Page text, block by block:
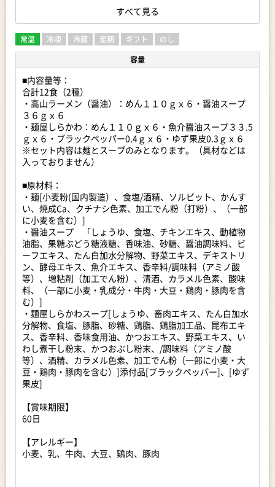
高山めん本舗の醤油ラーメンとミシュランも認めた人気店麺屋
しらかわのセットです
高山めん本舗の創業以来変わらず愛され続けている醤油ラーメ
ンとミシュランも認めた高山の大人気店麺屋しらかわのオリジ
ナル製品をセットにしました。
高山めん本舗の醤油ラーメンは、飽きのこない懐かしさがしみ
てくる素朴で深い味わいです。麺屋しらかわ（２食入り）は、
コクのある魚介の旨みたっぷりの魚介醤油味にブラックペッパ
ーとゆず果皮が入ったワンランク上の製品です。ご自身や家族
で食べるもよし、ちょっとした手土産にも非常に喜ばれます。
■お店・事業者紹介：
親会社が岐阜県山県市にありますが、おいしい高山ラーメンを
作りたいという思いで岐阜県高山市に豊かな自然、何よりおい
しい水を求め、今の高山市清見町にたどり着きました。小麦粉
は、弊社独自の銘柄も使用し、香り、食感、弾力にこだわり
日々品質の向上にとりくんでおります。また、卵アレルギーの
方にもおいしく安全に食べて頂きたいと思い、つなぎに卵は使
用しておりません。私たちは、美味しさは自然の中から、こだ
わりは仕事からをモットーに日々の仕事を通して「よりおいし
く」にこだわっています。
■注意事項
※画像はイメージです。
※セット内容は麺とスープのみとなります。（具材などは入っ
ておりません）
★高山めん本舗・容量違い★
返礼品はこちら
★返礼品一番人気！！飛騨牛の返礼品★
【飛騨牛】返礼品はこちら
★毎月お届け♪定期便★
【定期便】返礼品はこちら
すべて見る
常温 冷凍 冷蔵 定期 ギフト
のし
容量
■内容量等：
合計12食（2種）
・高山ラーメン（醤油）：めん１１０ｇｘ６・醤油スープ
３６ｇｘ６
・麺屋しらかわ：めん１１０ｇｘ６・魚介醤油スープ３３.5
ｇｘ６・ブラックペッパー0.4ｇｘ６・ゆず果皮0.3ｇｘ６
※セット内容は麺とスープのみとなります。（具材などは
入っておりません）
■原材料：
・麺[小麦粉(国内製造）、食塩/酒精、ソルビット、かんす
い、焼成Ca、クチナシ色素、加工でん粉（打粉）、（一部
に小麦を含む）]
・醤油スープ 「しょうゆ、食塩、チキンエキス、動植物
油脂、果糖ぶどう糖液糖、香味油、砂糖、醤油調味料、ビ
ーフエキス、たん白加水分解物、野菜エキス、デキストリ
ン、酵母エキス、魚介エキス、香辛料/調味料（アミノ酸
等）、増粘剤（加工でん粉）、清酒、カラメル色素、酸味
料、（一部に小麦・乳成分・牛肉・大豆・鶏肉・豚肉を含
む）]
・麺屋しらかわスープ[しょうゆ、畜肉エキス、たん白加水
分解物、食塩、豚脂、砂糖、鶏脂、鶏脂加工品、昆布エキ
ス、香辛料、香味食用油、かつおエキス、野菜エキス、い
わし煮干し粉末、かつおぶし粉末、/調味料（アミノ酸
等）、酒精、カラメル色素、加工でん粉（一部に小麦・大
豆・鶏肉・豚肉を含む）]添付品[ブラックペッパー]、[ゆず
果皮]
【賞味期限】
60日
【アレルギー】
小麦、乳、牛肉、大豆、鶏肉、豚肉